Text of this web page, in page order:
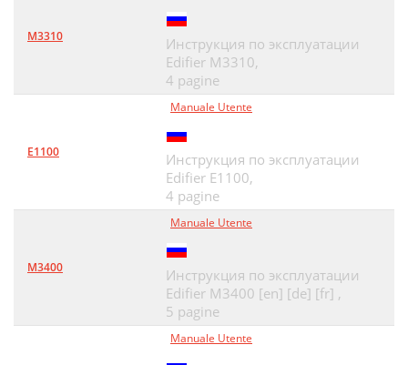
M3310
Инструкция по эксплуатации
Edifier M3310,
4 pagine
E1100
Manuale Utente
Инструкция по эксплуатации
Edifier E1100,
4 pagine
M3400
Manuale Utente
Инструкция по эксплуатации
Edifier M3400 [en] [de] [fr] ,
5 pagine
Manuale Utente